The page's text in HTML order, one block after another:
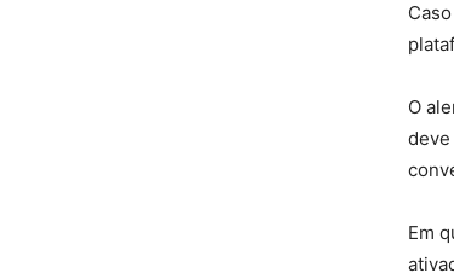
O
deve
Em